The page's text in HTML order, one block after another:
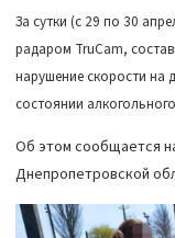
За сутки (с 29 по 30
радаром TruCam,
нарушение скорости на
состоянии
Об этом сообщается
Днепропетровской